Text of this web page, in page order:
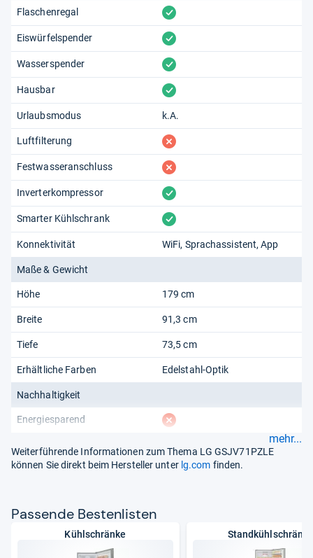
Flaschenregal vorhanden
Eiswürfelspender vorhanden
Wasserspender vorhanden
Hausbar vorhanden
Urlaubsmodus k.A.
Luftfilterung fehlt
Festwasseranschluss fehlt
Inverterkompressor vorhanden
Smarter Kühlschrank vorhanden
Konnektivität WiFi Sprachassistent App
Maße & Gewicht
Höhe 179 cm
Breite 91,3 cm
Tiefe 73,5 cm
Erhältliche Farben Edelstahl-Optik
Nachhaltigkeit
Energiesparend fehlt
mehr...
Weiterführende Informationen zum Thema LG GSJV71PZLE
können Sie direkt beim Hersteller unter lg.com finden.
Pas­sende Bes­ten­lis­ten
Kühlschränke